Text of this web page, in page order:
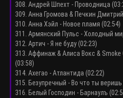
308. Андрей Шпехт - Проводница
309. Анна Громова & Печкин
310. Анна Хэйл - Новое пламя (02:54)
311. Армянский Пульс - Холодный
312. Артич - Я не буду (02:23)
313. Аффинаж & Алиса Вокс &
(03:58)
314. Ахегао - Атлантида (02:22)
315. Безупречный - Во что ты веришь
316. Белый Господин - Барнаулъ